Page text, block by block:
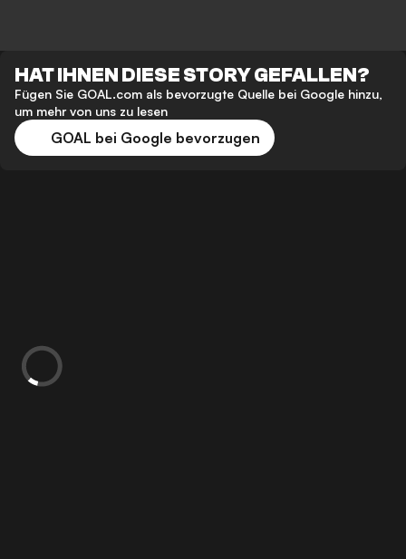
HAT IHNEN DIESE STORY GEFALLEN?
Fügen Sie GOAL.com als bevorzugte Quelle bei Google hinzu,
um mehr von uns zu lesen
GOAL bei Google bevorzugen